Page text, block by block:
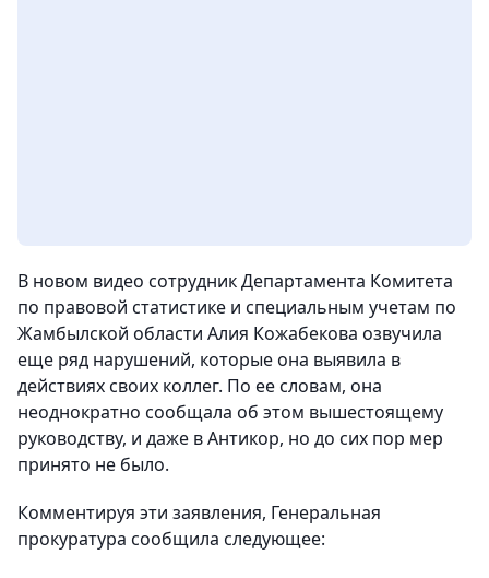
В новом видео сотрудник Департамента Комитета
по правовой статистике и специальным учетам по
Жамбылской области Алия Кожабекова озвучила
еще ряд нарушений, которые она выявила в
действиях своих коллег. По ее словам, она
неоднократно сообщала об этом вышестоящему
руководству, и даже в Антикор, но до сих пор мер
принято не было.
Комментируя эти заявления, Генеральная
прокуратура сообщила следующее: